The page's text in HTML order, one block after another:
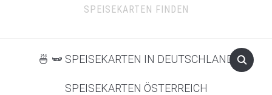
SPEISEKARTEN FINDEN
🍜 🫛 SPEISEKARTEN IN DEUTSCHLAND
SPEISEKARTEN ÖSTERREICH